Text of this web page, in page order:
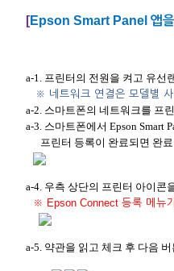
[Epson Smart Panel 앱
a-1. 프린터의 전원을 켜고 유선
※ 네트워크 연결은 모델별
a-2. 스마트폰의 네트워크를 프
a-3. 스마트폰에서 Epson Smart
프린터 등록이 완료되면 완료
a-4. 우측 상단의 프린터 아이콘
※ Epson Connect 등록 메뉴
a-5. 약관을 읽고 체크 후 다음